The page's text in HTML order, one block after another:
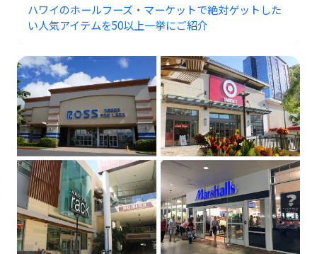
ハワイのホールフーズ・マーケットで絶対ゲットした
い人気アイテムを50以上一挙にご紹介